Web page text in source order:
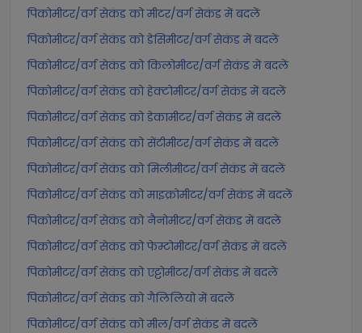
पिकोमीटर/वर्ग सेकंड को मीटर/वर्ग सेकंड में बदलें
पिकोमीटर/वर्ग सेकंड को डेसिमीटर/वर्ग सेकंड में बदलें
पिकोमीटर/वर्ग सेकंड को किलोमीटर/वर्ग सेकंड में बदलें
पिकोमीटर/वर्ग सेकंड को हेक्टोमीटर/वर्ग सेकंड में बदलें
पिकोमीटर/वर्ग सेकंड को डेकामीटर/वर्ग सेकंड में बदलें
पिकोमीटर/वर्ग सेकंड को सेंटीमीटर/वर्ग सेकंड में बदलें
पिकोमीटर/वर्ग सेकंड को मिलीमीटर/वर्ग सेकंड में बदलें
पिकोमीटर/वर्ग सेकंड को माइक्रोमीटर/वर्ग सेकंड में बदलें
पिकोमीटर/वर्ग सेकंड को नैनोमीटर/वर्ग सेकंड में बदलें
पिकोमीटर/वर्ग सेकंड को फेम्टोमीटर/वर्ग सेकंड में बदलें
पिकोमीटर/वर्ग सेकंड को एट्टोमीटर/वर्ग सेकंड में बदलें
पिकोमीटर/वर्ग सेकंड को गैलिलियो में बदलें
पिकोमीटर/वर्ग सेकंड को मील/वर्ग सेकंड में बदलें